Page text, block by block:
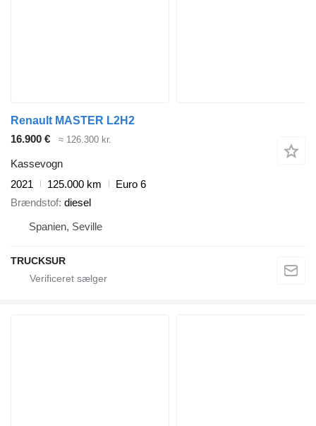
Renault MASTER L2H2
16.900 €
≈ 126.300 kr.
Kassevogn
2021
125.000 km
Euro 6
Brændstof diesel
Spanien, Seville
TRUCKSUR